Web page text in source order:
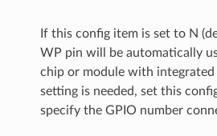
If this config item is set to N
WP pin will be automatically
chip or module with integrated
setting is needed, set this
specify the GPIO number